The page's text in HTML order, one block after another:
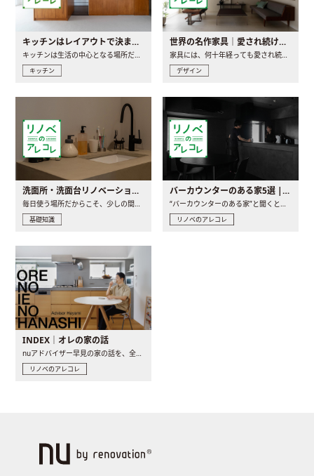
キッチンはレイアウトで決まる。後悔しないための考え方と選び方
キッチンは生活の中心となる場所だからこそ、家の中のどこに置..
キッチン
世界の名作家具｜愛され続ける理由と一生モノとの出会い方
家具には、何十年経っても愛され続ける「名作」と呼ばれるもの..
デザイン
洗面所・洗面台リノベーションの事例と間取りアイデア
毎日使う場所だからこそ、少しの間取りの工夫や素材の選び方で..
基礎知識
バーカウンターのある家5選 | 日常に馴染む“距離の近い”キッチンとは
“バーカウンターのある家”と聞くと、少し特別な、大人のための..
リノベのアレコレ
INDEX｜オレの家の話
nuアドバイザー早見の家の話を、全4話でお届け。リノベーションを..
リノベのアレコレ